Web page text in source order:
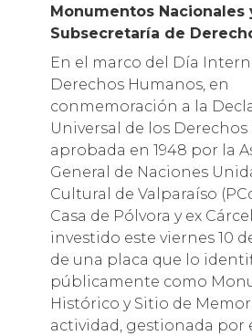
Monumentos Nacionales
Subsecretaría de
En el marco del Día
Derechos Humanos, en
conmemoración a la
Universal de los
aprobada en 1948 por la
General de Naciones
Cultural de Valparaíso
Casa de Pólvora y ex
investido este viernes 10
de una placa que lo
públicamente como
Histórico y Sitio de
actividad, gestionada por